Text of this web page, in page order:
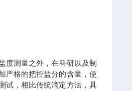
度测量之外，在科研以及制
严格的把控盐分的含量，使
试，相比传统滴定方法，具